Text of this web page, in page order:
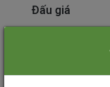
Đấu giá